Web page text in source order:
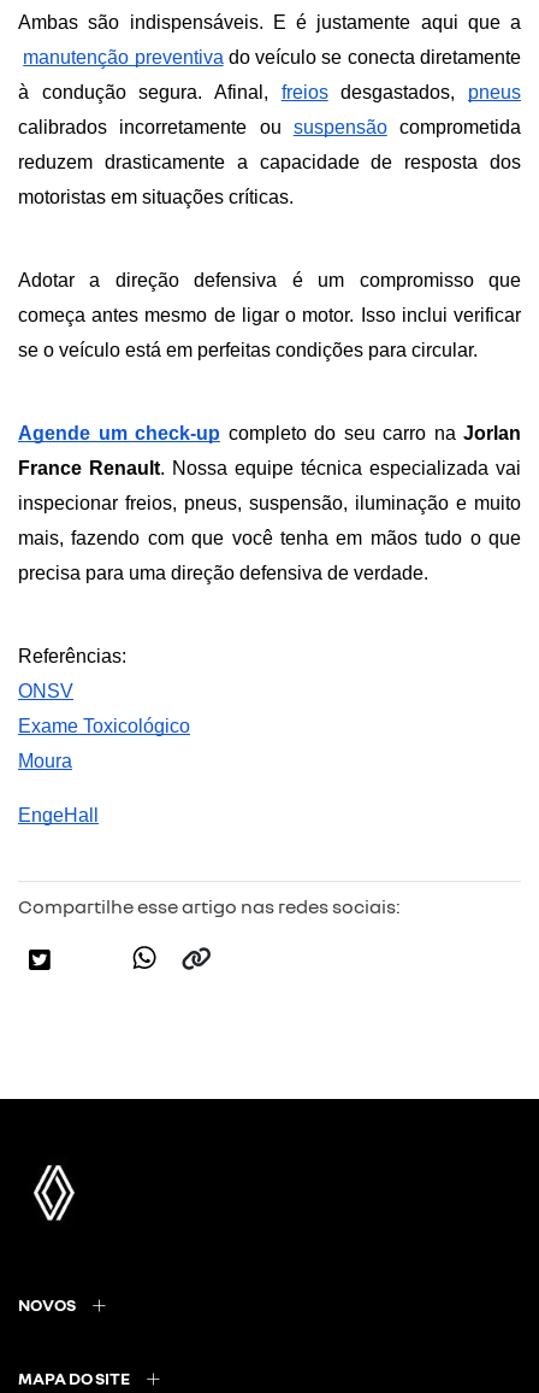
Ambas são indispensáveis. E é justamente aqui que a
manutenção preventiva do veículo se conecta diretamente
à condução segura. Afinal,
freios desgastados,
pneus
calibrados incorretamente ou
suspensão comprometida
reduzem drasticamente a capacidade de resposta dos
motoristas em situações críticas.
Adotar a direção defensiva é um compromisso que
começa antes mesmo de ligar o motor. Isso inclui verificar
se o veículo está em perfeitas condições para circular.
Agende um check-up completo do seu carro na Jorlan
France Renault. Nossa equipe técnica especializada vai
inspecionar freios, pneus, suspensão, iluminação e muito
mais, fazendo com que você tenha em mãos tudo o que
precisa para uma direção defensiva de verdade.
Referências:
ONSV
Exame Toxicológico
Moura
EngeHall
Compartilhe esse artigo nas redes sociais:
NOVOS
MAPA DO SITE